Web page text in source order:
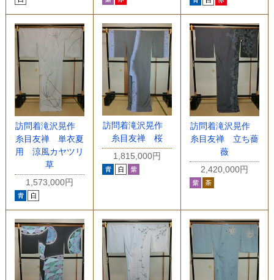
訪問着滝沢晃作
糸目友禅 単衣夏
用 涼風カヤツリ
草
1,573,000円
訪問着滝沢晃作
糸目友禅 桜
1,815,000円
訪問着滝沢晃作
糸目友禅 立ち薔
薇
2,420,000円